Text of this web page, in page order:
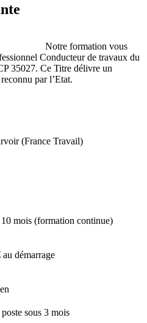
Notre formation vous
Conducteur de travaux du
35027. Ce Titre délivre un
par l’Etat.
(France Travail)
mois (formation continue)
au démarrage
sous 3 mois